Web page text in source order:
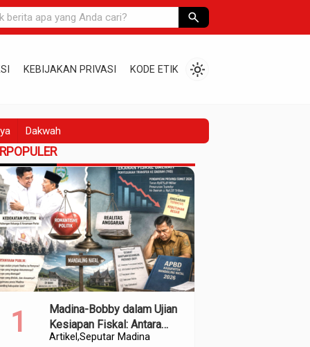
search
KEBIJAKAN PRIVASI KODE ETIK light_mode
Dakwah
Artikel Seputar Madina
Madina-Bobby dalam Ujian
Kesiapan Fiskal: Antara
Kedekatan Politik dan